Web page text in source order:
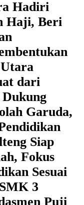
Hadiri
Haji, Beri
dari
Garuda,
Siap
Fokus
Sesuai
3
Puji